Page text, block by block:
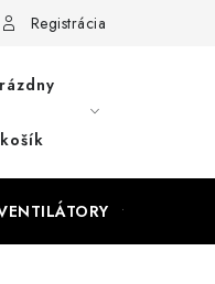
Registrácia
košík